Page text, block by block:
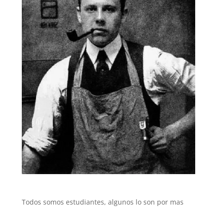
Todos somos estudiantes, algunos lo son por mas